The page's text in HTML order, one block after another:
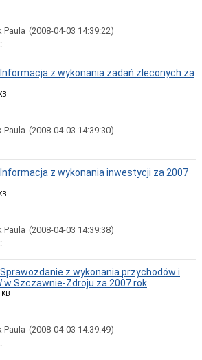
Paula (2008-04-03 14:39:22)
Informacja z wykonania zadań zleconych za
Paula (2008-04-03 14:39:30)
Informacja z wykonania inwestycji za 2007
Paula (2008-04-03 14:39:38)
Sprawozdanie z wykonania przychodów i
w Szczawnie-Zdroju za 2007 rok
Paula (2008-04-03 14:39:49)